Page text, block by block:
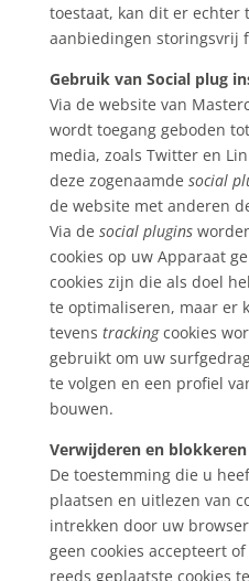
toestaat, kan dit er echter
aanbiedingen storingsvrij
Gebruik van Social plug
Via de website van
wordt toegang geboden
media, zoals Twitter en
deze zogenaamde social
de website met anderen
Via de social plugins
cookies op uw Apparaat
cookies zijn die als doel
te optimaliseren, maar er
tevens trackingcookies
gebruikt om uw
te volgen en een profiel
bouwen.
Verwijderen en
De toestemming die u
plaatsen en uitlezen van
intrekken door uw
geen cookies accepteert
reeds geplaatste cookies